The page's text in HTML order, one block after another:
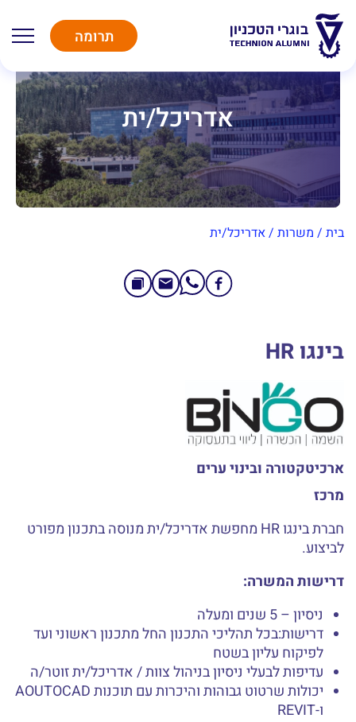
תרומה
אדריכל/ית
בית / משרות /אדריכל/ית
בינגו HR
ארכיטקטורה ובינוי ערים
מרכז
חברת בינגו HR מחפשת אדריכל/ית מנוסה בתכנון מפורט
לביצוע.
דרישות המשרה:
ניסיון – 5 שנים ומעלה
דרישות:בכל תהליכי התכנון החל מתכנון ראשוני ועד
לפיקוח עליון בשטח
עדיפות לבעלי ניסיון בניהול צוות / אדריכל/ית זוטר/ה
יכולות שרטוט גבוהות והיכרות עם תוכנות AOUTOCAD
ו-REVIT